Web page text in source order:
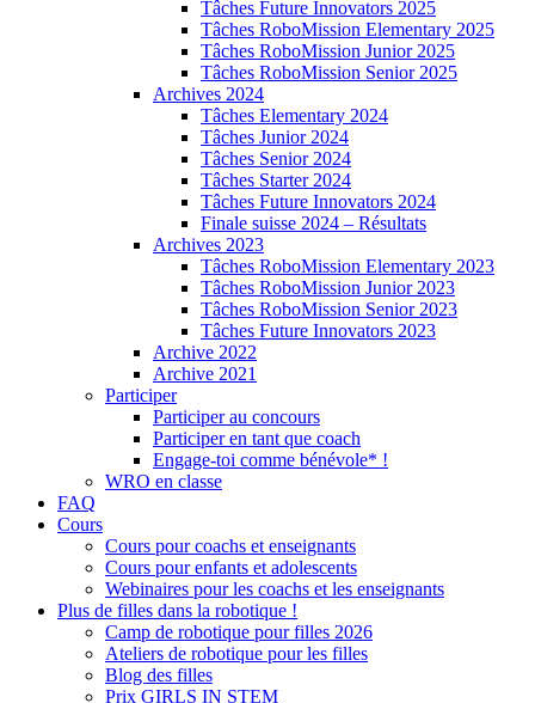
Tâches Future Innovators 2025
Tâches RoboMission Elementary 2025
Tâches RoboMission Junior 2025
Tâches RoboMission Senior 2025
Archives 2024
Tâches Elementary 2024
Tâches Junior 2024
Tâches Senior 2024
Tâches Starter 2024
Tâches Future Innovators 2024
Finale suisse 2024 – Résultats
Archives 2023
Tâches RoboMission Elementary 2023
Tâches RoboMission Junior 2023
Tâches RoboMission Senior 2023
Tâches Future Innovators 2023
Archive 2022
Archive 2021
Participer
Participer au concours
Participer en tant que coach
Engage-toi comme bénévole* !
WRO en classe
FAQ
Cours
Cours pour coachs et enseignants
Cours pour enfants et adolescents
Webinaires pour les coachs et les enseignants
Plus de filles dans la robotique !
Camp de robotique pour filles 2026
Ateliers de robotique pour les filles
Blog des filles
Prix GIRLS IN STEM